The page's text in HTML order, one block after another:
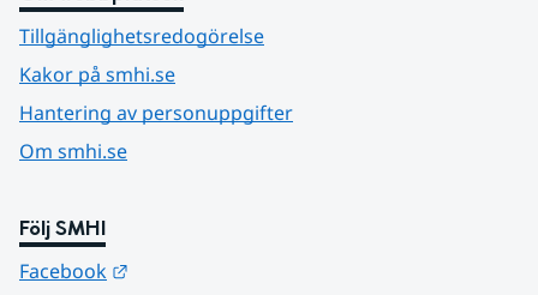
Tillgänglighetsredogörelse
Kakor på smhi.se
Hantering av personuppgifter
Om smhi.se
Följ SMHI
Facebook